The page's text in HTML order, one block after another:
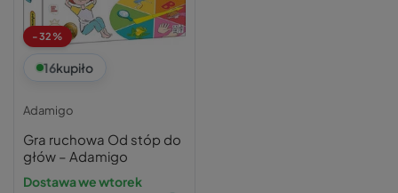
-32%
16kupiło
Adamigo
Gra ruchowa Od stóp do
głów – Adamigo
Dostawa we wtorek